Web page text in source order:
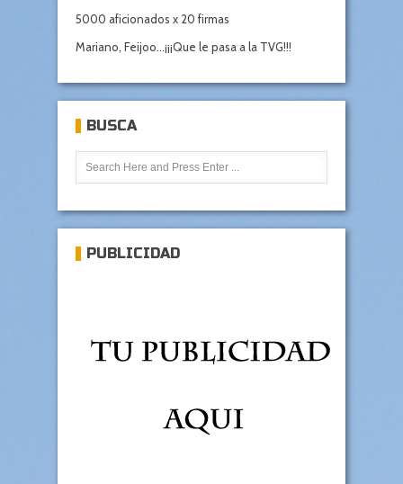
5000 aficionados x 20 firmas
Mariano, Feijoo…¡¡¡Que le pasa a la TVG!!!
BUSCA
PUBLICIDAD